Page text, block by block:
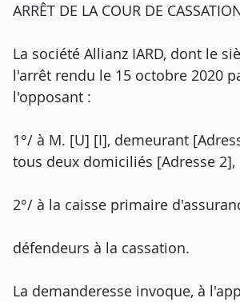
ARRÊT DE LA COUR DE
La société Allianz IARD, dont le
l'arrêt rendu le 15 octobre 2020
l'opposant :
1°/ à M. [U] [I], demeurant
tous deux domiciliés [Adresse 2],
2°/ à la caisse primaire
défendeurs à la cassation.
La demanderesse invoque, à